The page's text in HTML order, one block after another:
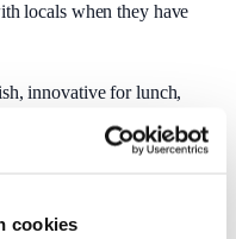
cookies
locals when they have
innovative for lunch,